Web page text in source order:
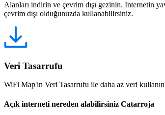
Alanları indirin ve çevrim dışı gezinin. İnternetin
çevrim dışı olduğunuzda kullanabilirsiniz.
Veri Tasarrufu
WiFi Map'in Veri Tasarrufu ile daha az veri kullanın.
Açık interneti nereden alabilirsiniz Catarroja